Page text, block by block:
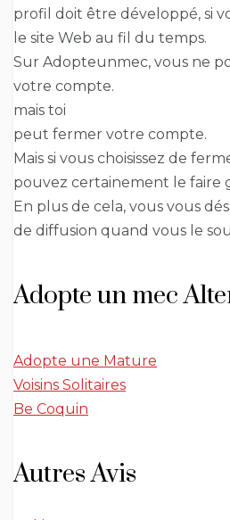
profil doit être développé, si
le site Web au fil du temps.
Sur Adopteunmec, vous ne
votre compte.
mais toi
peut fermer votre compte.
Mais si vous choisissez de
pouvez certainement le faire
En plus de cela, vous vous
de diffusion quand vous le
Adopte un mec
Adopte une Mature
Voisins Solitaires
Be Coquin
Autres Avis